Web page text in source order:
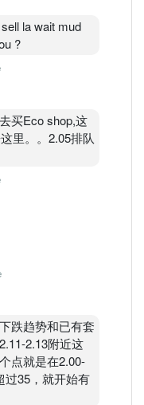
la wait mud
?
买Eco shop,这
里。。2.05排队
跌趋势和已有套
2.13附近这
点就是在2.00-
过35，就开始有